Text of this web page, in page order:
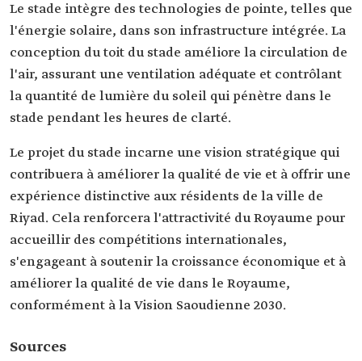
Le stade intègre des technologies de pointe, telles que
l'énergie solaire, dans son infrastructure intégrée. La
conception du toit du stade améliore la circulation de
l'air, assurant une ventilation adéquate et contrôlant
la quantité de lumière du soleil qui pénètre dans le
stade pendant les heures de clarté.
Le projet du stade incarne une vision stratégique qui
contribuera à améliorer la qualité de vie et à offrir une
expérience distinctive aux résidents de la ville de
Riyad. Cela renforcera l'attractivité du Royaume pour
accueillir des compétitions internationales,
s'engageant à soutenir la croissance économique et à
améliorer la qualité de vie dans le Royaume,
conformément à la Vision Saoudienne 2030.
Sources